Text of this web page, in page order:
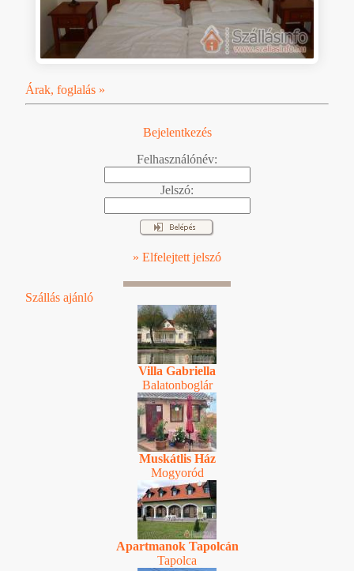
Árak, foglalás »
Bejelentkezés
Felhasználónév:
Jelszó:
» Elfelejtett jelszó
Szállás ajánló
Villa Gabriella
Balatonboglár
Muskátlis Ház
Mogyoród
Apartmanok Tapolcán
Tapolca